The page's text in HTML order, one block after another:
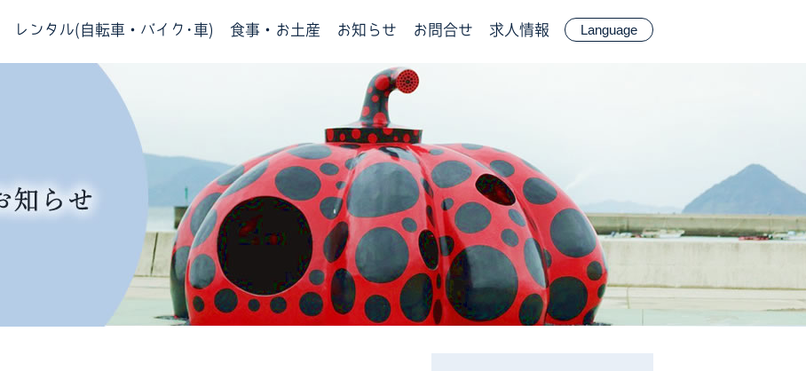
レンタル(自転車・バイク･車) 食事・お土産 お知らせ お問合せ 求人情報 Language